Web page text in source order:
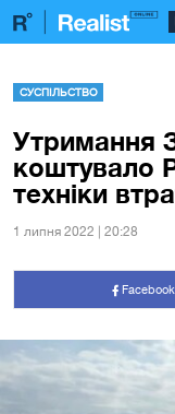
СУСПІЛЬСТВО
Утримання
коштувало
техніки
1 липня 2022 | 20:28
Facebook